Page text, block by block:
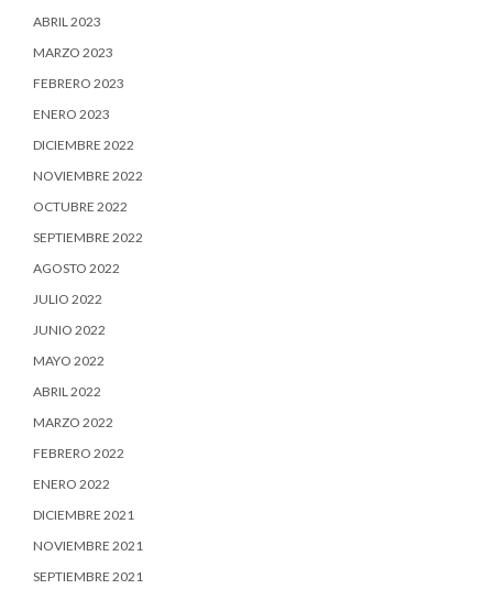
ABRIL 2023
MARZO 2023
FEBRERO 2023
ENERO 2023
DICIEMBRE 2022
NOVIEMBRE 2022
OCTUBRE 2022
SEPTIEMBRE 2022
AGOSTO 2022
JULIO 2022
JUNIO 2022
MAYO 2022
ABRIL 2022
MARZO 2022
FEBRERO 2022
ENERO 2022
DICIEMBRE 2021
NOVIEMBRE 2021
SEPTIEMBRE 2021